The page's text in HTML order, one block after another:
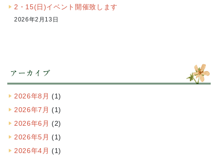
2・15(日)イベント開催致します
2026年2月13日
アーカイブ
2026年8月 (1)
2026年7月 (1)
2026年6月 (2)
2026年5月 (1)
2026年4月 (1)